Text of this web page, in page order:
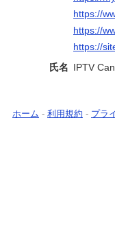
https://
https://
https://
氏名 IPTV
ホーム - 利用規約 - プラ